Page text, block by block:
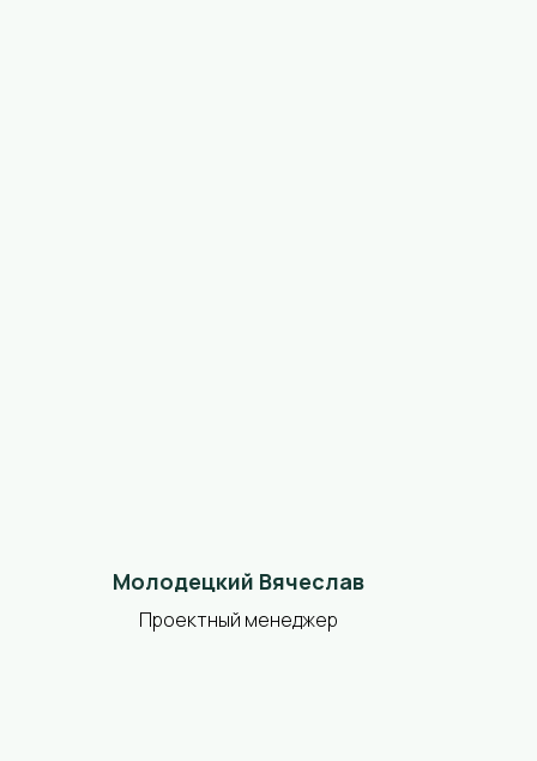
Молодецкий Вячеслав
Проектный менеджер